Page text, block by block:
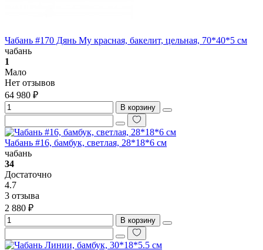
Чабань #170 Дянь Му красная, бакелит, цельная, 70*40*5 см
чабань
1
Мало
Нет отзывов
64 980 ₽
В корзину
Чабань #16, бамбук, светлая, 28*18*6 см
чабань
34
Достаточно
4.7
3 отзыва
2 880 ₽
В корзину